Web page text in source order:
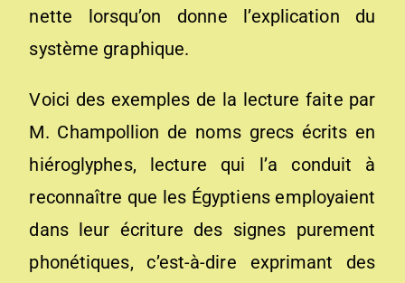
nette lorsqu’on donne l’explication du
système graphique.
Voici des exemples de la lecture faite par
M. Champollion de noms grecs écrits en
hiéroglyphes, lecture qui l’a conduit à
reconnaître que les Égyptiens employaient
dans leur écriture des signes purement
phonétiques, c’est-à-dire exprimant des